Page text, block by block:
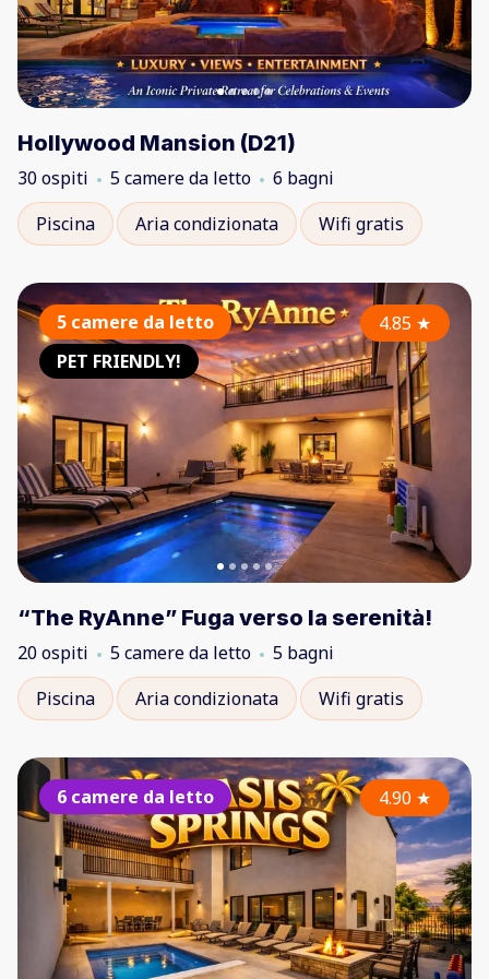
Hollywood Mansion (D21)
30 ospiti 5 camere da letto
6 bagni
Piscina
Aria condizionata Wifi gratis
5 camere da letto
PET FRIENDLY!
4.85★
“The RyAnne” Fuga verso la serenità!
20 ospiti 5 camere da letto
5 bagni
Piscina
Aria condizionata Wifi gratis
6 camere da letto 4.90★